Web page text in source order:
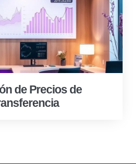
de Precios de